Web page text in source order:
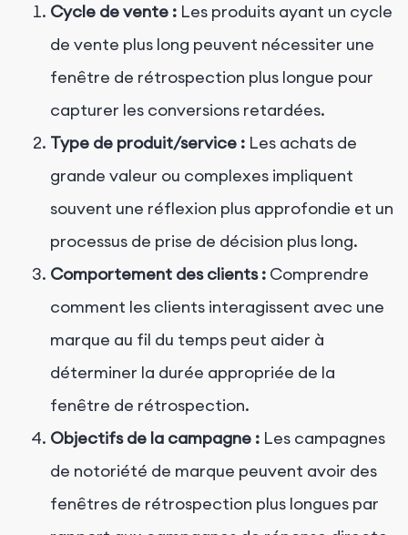
Cycle de vente : Les produits ayant un cycle
de vente plus long peuvent nécessiter une
fenêtre de rétrospection plus longue pour
capturer les conversions retardées.
Type de produit/service : Les achats de
grande valeur ou complexes impliquent
souvent une réflexion plus approfondie et un
processus de prise de décision plus long.
Comportement des clients : Comprendre
comment les clients interagissent avec une
marque au fil du temps peut aider à
déterminer la durée appropriée de la
fenêtre de rétrospection.
Objectifs de la campagne : Les campagnes
de notoriété de marque peuvent avoir des
fenêtres de rétrospection plus longues par